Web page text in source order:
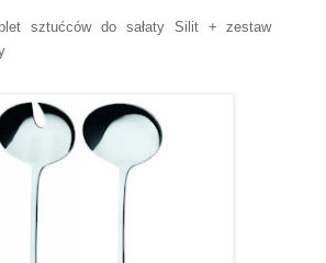
sztućców do sałaty Silit + zestaw